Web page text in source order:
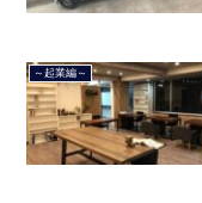
～起業編～